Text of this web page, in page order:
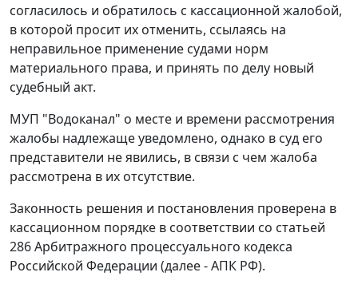
согласилось и обратилось с кассационной жалобой,
в которой просит их отменить, ссылаясь на
неправильное применение судами норм
материального права, и принять по делу новый
судебный акт.
МУП "Водоканал" о месте и времени рассмотрения
жалобы надлежаще уведомлено, однако в суд его
представители не явились, в связи с чем жалоба
рассмотрена в их отсутствие.
Законность решения и постановления проверена в
кассационном порядке в соответствии со статьей
286Арбитражного процессуального кодекса
Российской Федерации (далее - АПК РФ).